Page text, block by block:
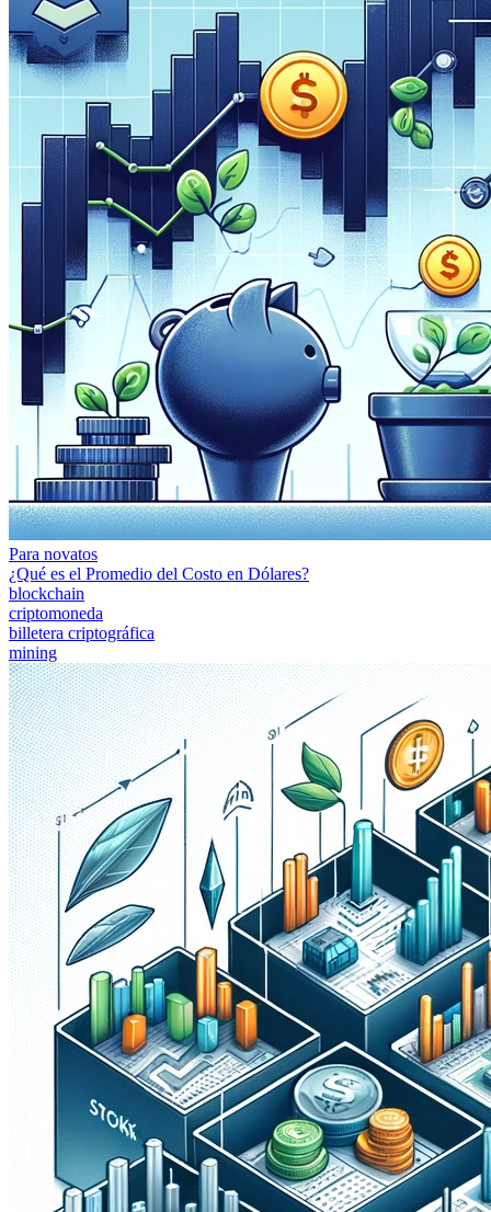
Para novatos
¿Qué es el Promedio del Costo en Dólares?
blockchain
criptomoneda
billetera criptográfica
mining